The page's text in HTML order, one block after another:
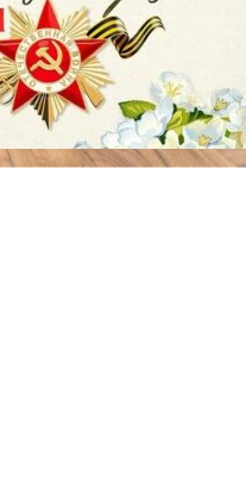
Награды в
29.04.2025